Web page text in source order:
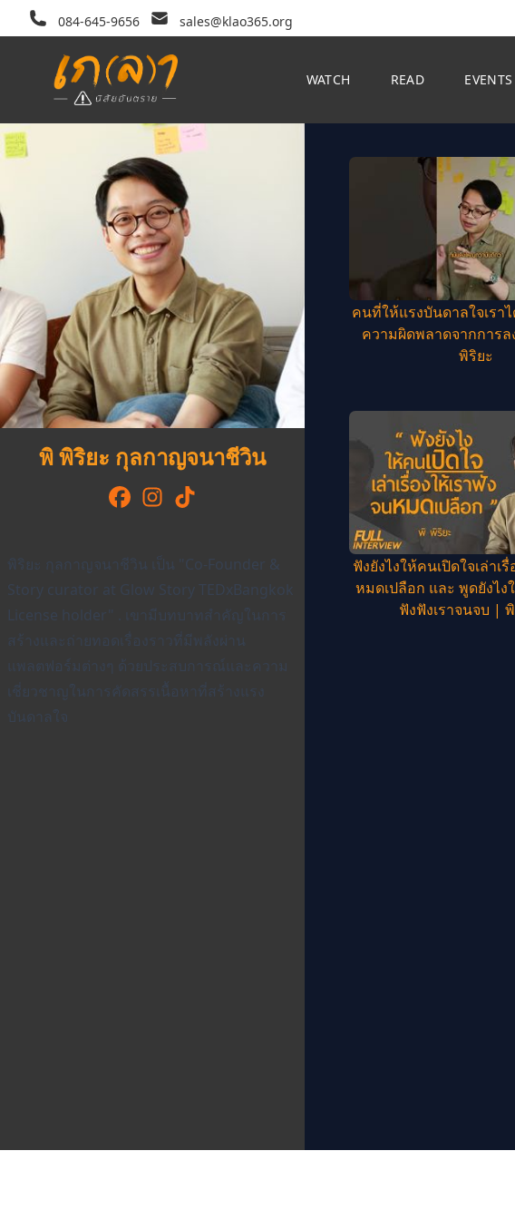
084-645-9656 sales@klao365.org
WATCH READ EVENTS
พิ พิริยะ กุลกาญจนาชีวิน
พิริยะ กุลกาญจนาชีวิน เป็น "Co-Founder &
Story curator at Glow Story TEDxBangkok
License holder" . เขามีบทบาทสำคัญในการ
สร้างและถ่ายทอดเรื่องราวที่มีพลังผ่าน
แพลตฟอร์มต่างๆ ด้วยประสบการณ์และความ
เชี่ยวชาญในการคัดสรรเนื้อหาที่สร้างแรง
บันดาลใจ
คนที่ให้แรงบันดาลใจเรา
ความผิดพลาดจากการ
พิริยะ
ฟังยังไงให้คนเปิดใจเล่าเ
หมดเปลือก และ พูดยังไ
ฟังฟังเราจนจบ |